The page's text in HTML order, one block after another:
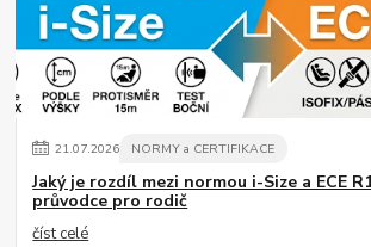
21.07.2026 NORMY a CERTIFIKACE
Jaký je rozdíl mezi normou i-Size a ECE
průvodce pro rodič
číst celé